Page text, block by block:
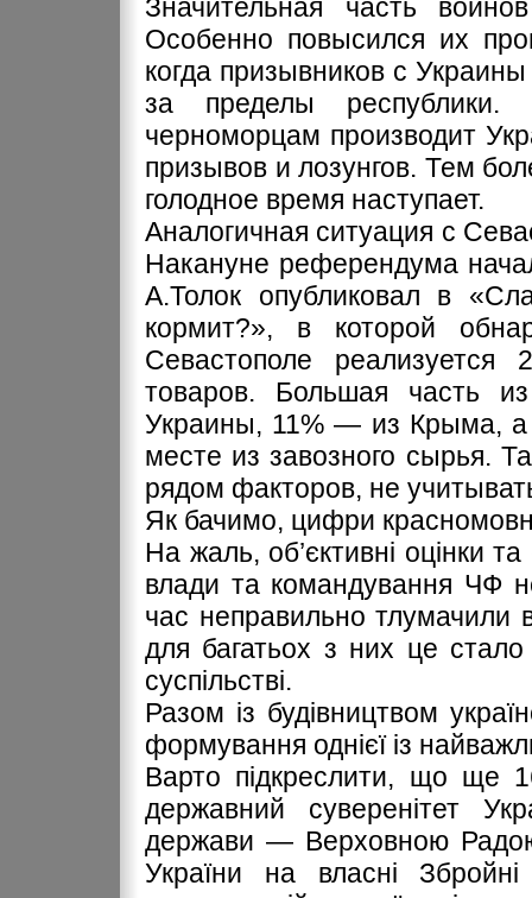
Значительная часть
Особенно повысился их
когда призывников с
за пределы
черноморцам производит
призывов и лозунгов. Тем
голодное время наступает.
Аналогичная ситуация с
Накануне референдума
А.Толок опубликовал в
кормит?», в которой
Севастополе реализуется
товаров. Большая часть
Украины, 11% — из Крыма, а
месте из завозного сырья.
рядом факторов, не
Як бачимо, цифри
На жаль, об’єктивні оцінки
влади та командування ЧФ
час неправильно тлумачили
для багатьох з них це стало
суспільстві.
Разом із будівництвом
формування однієї із
Варто підкреслити, що ще
державний суверенітет
держави — Верховною
України на власні